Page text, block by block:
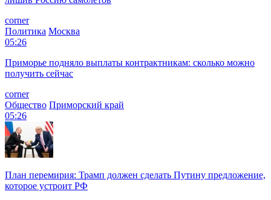
corner
Политика Москва
05:26
Приморье подняло выплаты контрактникам: сколько можно
получить сейчас
corner
Общество Приморский край
05:26
План перемирия: Трамп должен сделать Путину предложение,
которое устроит РФ